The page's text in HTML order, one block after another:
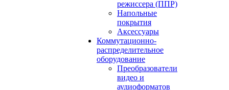
режиссера (ППР)
Напольные
покрытия
Аксессуары
Коммутационно-
распределительное
оборудование
Преобразователи
видео и
аудиоформатов